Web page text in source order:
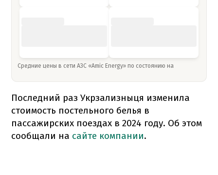
Средние цены в сети АЗС «Amic Energy» по состоянию на
Последний раз Укрзализныця изменила
стоимость постельного белья в
пассажирских поездах в 2024 году. Об этом
сообщали на сайте компании.